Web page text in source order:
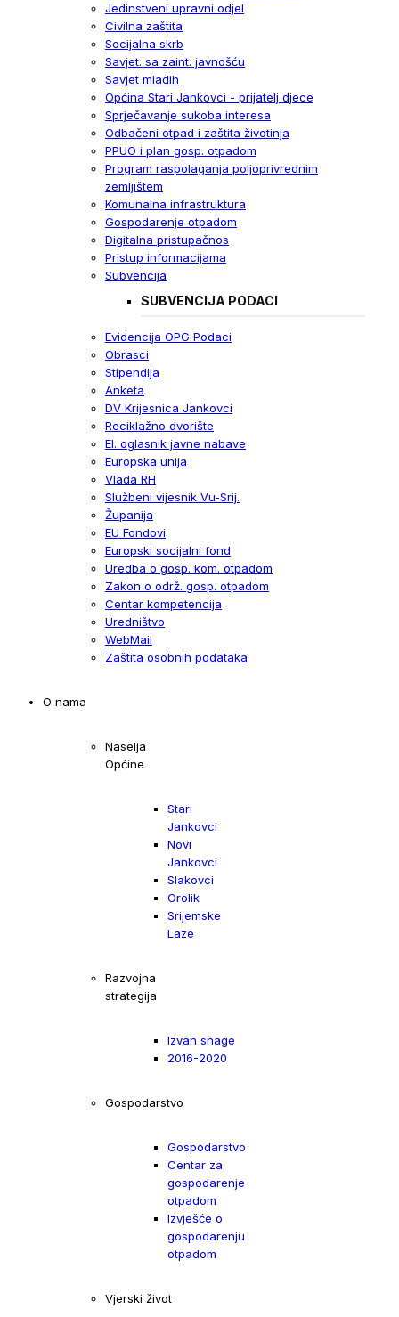
Jedinstveni upravni odjel
Civilna zaštita
Socijalna skrb
Savjet. sa zaint. javnošću
Savjet mladih
Općina Stari Jankovci - prijatelj djece
Sprječavanje sukoba interesa
Odbačeni otpad i zaštita životinja
PPUO i plan gosp. otpadom
Program raspolaganja poljoprivrednim
zemljištem
Komunalna infrastruktura
Gospodarenje otpadom
Digitalna pristupačnos
Pristup informacijama
Subvencija
SUBVENCIJA PODACI
Evidencija OPG Podaci
Obrasci
Stipendija
Anketa
DV Krijesnica Jankovci
Reciklažno dvorište
El. oglasnik javne nabave
Europska unija
Vlada RH
Službeni vijesnik Vu-Srij.
Županija
EU Fondovi
Europski socijalni fond
Uredba o gosp. kom. otpadom
Zakon o održ. gosp. otpadom
Centar kompetencija
Uredništvo
WebMail
Zaštita osobnih podataka
O nama
Naselja
Općine
Stari
Jankovci
Novi
Jankovci
Slakovci
Orolik
Srijemske
Laze
Razvojna
strategija
Izvan snage
2016-2020
Gospodarstvo
Gospodarstvo
Centar za
gospodarenje
otpadom
Izvješće o
gospodarenju
otpadom
Vjerski život